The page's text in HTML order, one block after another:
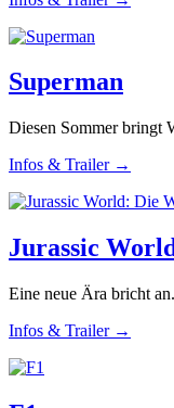
Superman
Diesen Sommer bringt
Infos & Trailer →
Jurassic
Eine neue Ära bricht
Infos & Trailer →